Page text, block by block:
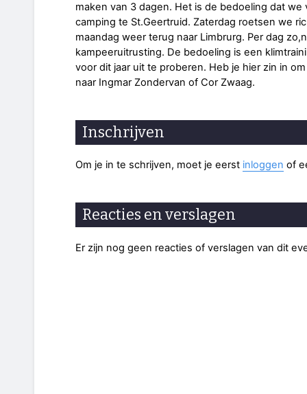
maken van 3 dagen. Het is de bedoeling dat
camping te St.Geertruid. Zaterdag roetsen we
maandag weer terug naar Limbrurg. Per dag
kampeeruitrusting. De bedoeling is een
voor dit jaar uit te proberen. Heb je hier zin in
naar Ingmar Zondervan of Cor Zwaag.
Inschrijven
Om je in te schrijven, moet je eerst inloggen of
Reacties en verslagen
Er zijn nog geen reacties of verslagen van dit